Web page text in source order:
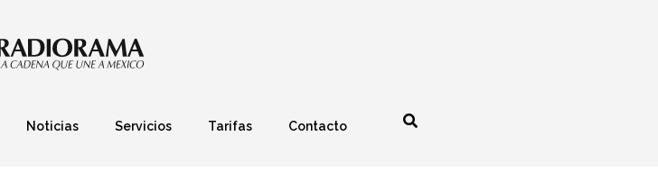
Noticias Servicios Tarifas Contacto